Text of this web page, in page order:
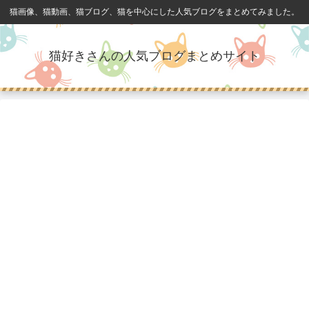
猫画像、猫動画、猫ブログ、猫を中心にした人気ブログをまとめてみました。
猫好きさんの人気ブログまとめサイト